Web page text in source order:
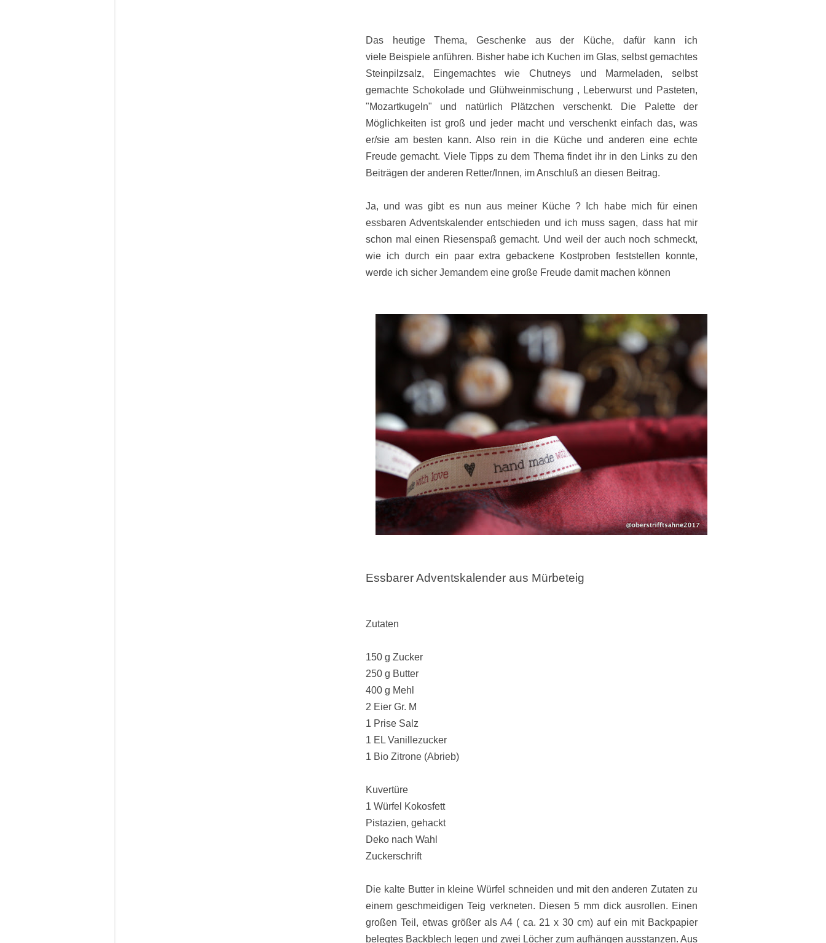
Das heutige Thema, Geschenke aus der Küche, dafür kann ich
viele Beispiele anführen. Bisher habe ich Kuchen im Glas, selbst gemachtes
Steinpilzsalz, Eingemachtes wie Chutneys und Marmeladen, selbst
gemachte Schokolade und Glühweinmischung , Leberwurst und Pasteten,
"Mozartkugeln" und natürlich Plätzchen verschenkt. Die Palette der
Möglichkeiten ist groß und jeder macht und verschenkt einfach das, was
er/sie am besten kann. Also rein in die Küche und anderen eine echte
Freude gemacht. Viele Tipps zu dem Thema findet ihr in den Links zu den
Beiträgen der anderen Retter/Innen, im Anschluß an diesen Beitrag.
Ja, und was gibt es nun aus meiner Küche ? Ich habe mich für einen
essbaren Adventskalender entschieden und ich muss sagen, dass hat mir
schon mal einen Riesenspaß gemacht. Und weil der auch noch schmeckt,
wie ich durch ein paar extra gebackene Kostproben feststellen konnte,
werde ich sicher Jemandem eine große Freude damit machen können
Essbarer Adventskalender aus Mürbeteig
Zutaten
150 g Zucker
250 g Butter
400 g Mehl
2 Eier Gr. M
1 Prise Salz
1 EL Vanillezucker
1 Bio Zitrone (Abrieb)
Kuvertüre
1 Würfel Kokosfett
Pistazien, gehackt
Deko nach Wahl
Zuckerschrift
Die kalte Butter in kleine Würfel schneiden und mit den anderen Zutaten zu
einem geschmeidigen Teig verkneten. Diesen 5 mm dick ausrollen. Einen
großen Teil, etwas größer als A4 ( ca. 21 x 30 cm) auf ein mit Backpapier
belegtes Backblech legen und zwei Löcher zum aufhängen ausstanzen. Aus